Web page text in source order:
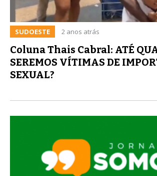
SUDOESTE 2 anos atrás
Coluna Thais Cabral: ATÉ
SEREMOS VÍTIMAS DE
SEXUAL?